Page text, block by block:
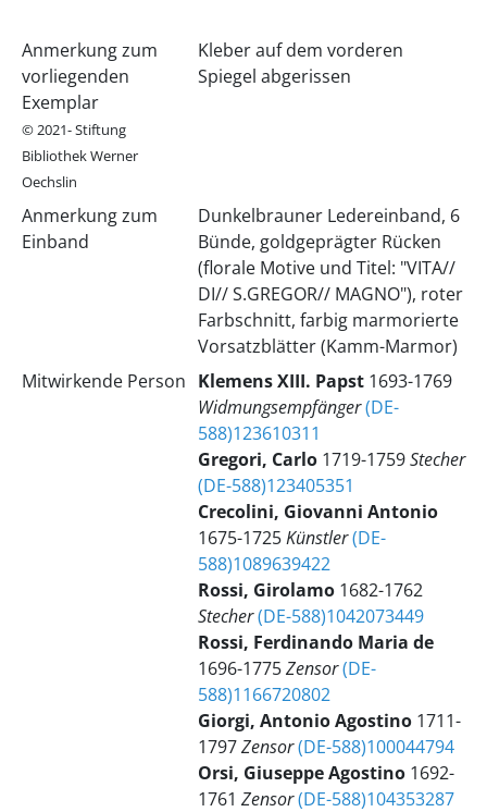
Anmerkung zum
vorliegenden
Exemplar
© 2021- Stiftung
Bibliothek Werner
Oechslin
Kleber auf dem vorderen
Spiegel abgerissen
Anmerkung zum
Einband
Dunkelbrauner Ledereinband, 6
Bünde, goldgeprägter Rücken
(florale Motive und Titel: "VITA//
DI// S.GREGOR// MAGNO"), roter
Farbschnitt, farbig marmorierte
Vorsatzblätter (Kamm-Marmor)
Mitwirkende Person KlemensXIII. Papst 1693-1769
Widmungsempfänger(DE-
588)123610311
Gregori, Carlo 1719-1759Stecher
(DE-588)123405351
Crecolini, Giovanni Antonio
1675-1725Künstler(DE-
588)1089639422
Rossi, Girolamo 1682-1762
Stecher(DE-588)1042073449
Rossi, Ferdinando Maria de
1696-1775Zensor(DE-
588)1166720802
Giorgi, Antonio Agostino 1711-
1797Zensor(DE-588)100044794
Orsi, Giuseppe Agostino 1692-
1761 Zensor(DE-588)104353287